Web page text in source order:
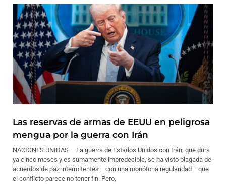
Las reservas de armas de EEUU en peligrosa
mengua por la guerra con Irán
NACIONES UNIDAS – La guerra de Estados Unidos con Irán, que dura
ya cinco meses y es sumamente impredecible, se ha visto plagada de
acuerdos de paz intermitentes —con una monótona regularidad— que
el conflicto parece no tener fin. Pero,